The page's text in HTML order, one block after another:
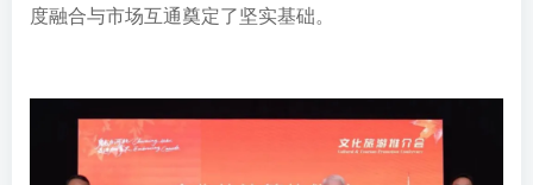
度融合与市场互通奠定了坚实基础。